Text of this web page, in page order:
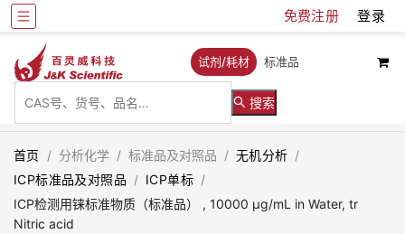
免费注册 登录
试剂/耗材 标准品
搜索
首页 / 分析化学 / 标准品及对照品 / 无机分析 /
ICP标准品及对照品 / ICP单标 /
ICP检测用铼标准物质（标准品） , 10000 µg/mL in Water, tr
Nitric acid